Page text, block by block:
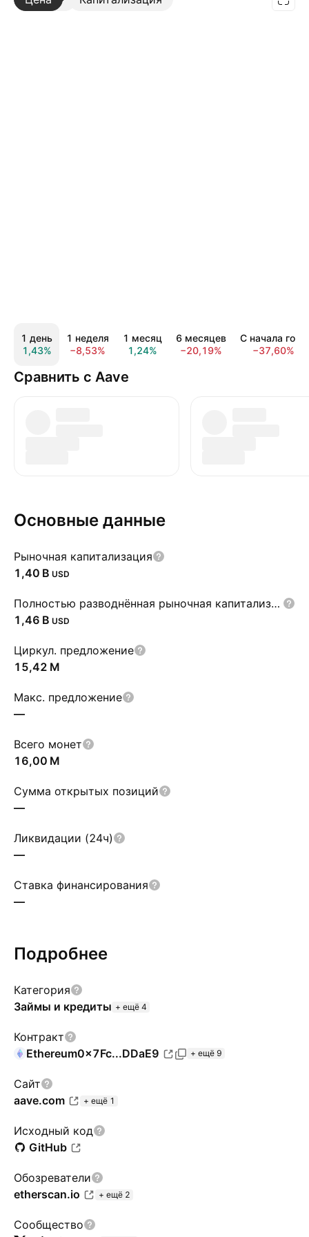
1 день
1,43%
1 неделя
−8,53%
1 месяц
1,24%
6 месяцев
−20,19%
С начала года
−37,60%
Сравнить с Aave
Основные данные
Рыночная капитализация
‪1,40 B‬ USD
Полностью разводнённая рыночная капитализация
‪1,46 B‬ USD
Циркул. предложение
‪15,42 M‬
Макс. предложение
—
Всего монет
‪16,00 M‬
Сумма открытых позиций
—
Ликвидации (24ч)
—
Ставка финансирования
—
Подробнее
Категория
Займы и кредиты + ещё 4
Контракт
Ethereum0x7Fc...DDaE9 + ещё 9
Сайт
aave.com
+ ещё 1
Исходный код
GitHub
Обозреватели
etherscan.io
+ ещё 2
Сообщество